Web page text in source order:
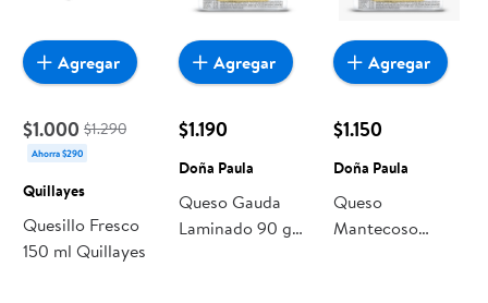
$1.000 $1.290
Ahorra $290
Quillayes
Quesillo Fresco
150 ml Quillayes
Agregar
$1.190
Doña Paula
Queso Gauda
Laminado 90 g
Agregar
$1.150
Doña Paula
Queso
Mantecoso
Agregar